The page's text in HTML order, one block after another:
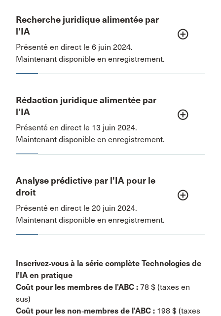
Recherche juridique alimentée par
l’IA
Présenté en direct le 6 juin 2024.
Maintenant disponible en enregistrement.
add_circle_outline
Rédaction juridique alimentée par
l’IA
Présenté en direct le 13 juin 2024.
Maintenant disponible en enregistrement.
add_circle_outline
Analyse prédictive par l’IA pour le
droit
Présenté en direct le 20 juin 2024.
Maintenant disponible en enregistrement.
add_circle_outline
Inscrivez‑vous à la série complète Technologies de
l’IA en pratique
Coût pour les membres de l’ABC : 78 $ (taxes en
sus)
Coût pour les non‑membres de l’ABC : 198 $ (taxes